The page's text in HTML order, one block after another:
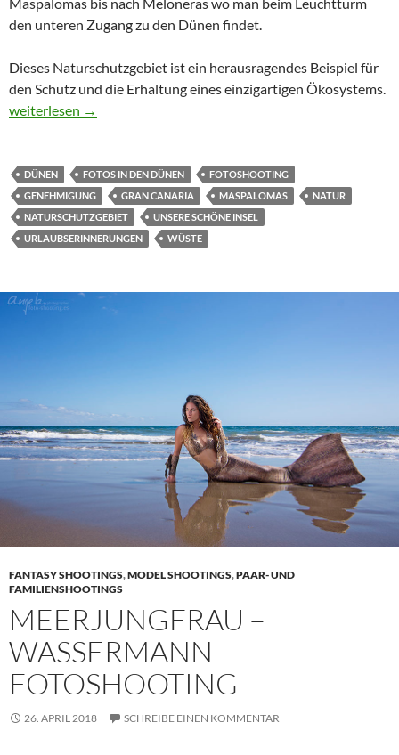
den unteren Zugang zu den Dünen findet.
Dieses Naturschutzgebiet ist ein herausragendes Beispiel für
den Schutz und die Erhaltung eines einzigartigen Ökosystems.
Naturschutzgebiet Dünen von Maspalomas
weiterlesen →
DÜNEN FOTOS IN DEN DÜNEN
FOTOSHOOTING
GENEHMIGUNG
GRAN CANARIA MASPALOMAS
NATUR
NATURSCHUTZGEBIET
UNSERE SCHÖNE INSEL
URLAUBSERINNERUNGEN
WÜSTE
FANTASY SHOOTINGS,MODEL SHOOTINGS,PAAR- UND
FAMILIENSHOOTINGS
MEERJUNGFRAU –
WASSERMANN –
FOTOSHOOTING
26. APRIL 2018 SCHREIBE EINEN KOMMENTAR